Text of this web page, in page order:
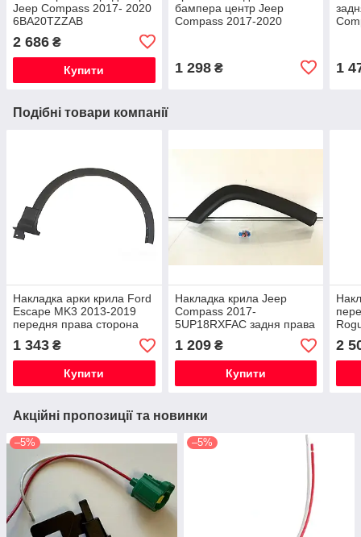
Jeep Compass 2017- 2020
6BA20TZZAB
2 686 ₴
Купити
бампера центр Jeep
Compass 2017-2020
1 298₴ 1
Подібні товари компанії
Накладка арки крила Ford
Escape MK3 2013-2019
передня права сторона
CJ5Z16268AA
1 343 ₴
Купити
Накладка крила Jeep
Compass 2017-
5UP18RXFAC задня права
1 209₴
Купити
2
Акційні пропозиції та новинки
–5% –5%